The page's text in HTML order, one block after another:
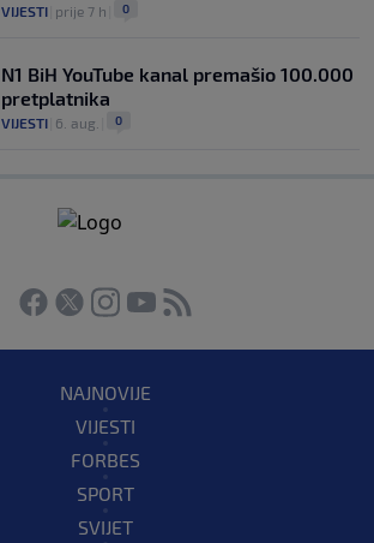
VIJESTI prije 7 h 0
N1 BiH YouTube kanal premašio 100.000
pretplatnika
VIJESTI 6. aug. 0
NAJNOVIJE
VIJESTI
FORBES
SPORT
SVIJET